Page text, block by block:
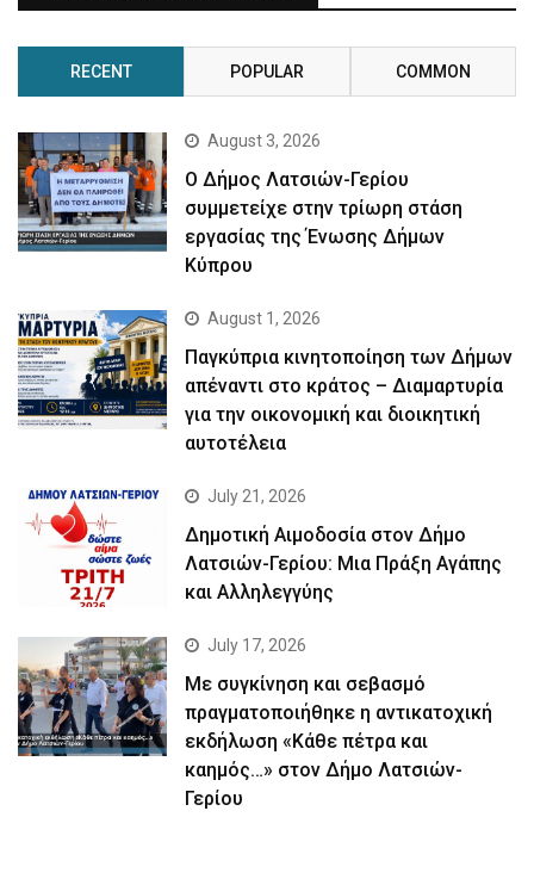
RECENT POPULAR COMMON
August 3, 2026
Ο Δήμος Λατσιών-Γερίου
συμμετείχε στην τρίωρη στάση
εργασίας της Ένωσης Δήμων
Κύπρου
August 1, 2026
Παγκύπρια κινητοποίηση των Δήμων
απέναντι στο κράτος – Διαμαρτυρία
για την οικονομική και διοικητική
αυτοτέλεια
July 21, 2026
Δημοτική Αιμοδοσία στον Δήμο
Λατσιών-Γερίου: Μια Πράξη Αγάπης
και Αλληλεγγύης
July 17, 2026
Με συγκίνηση και σεβασμό
πραγματοποιήθηκε η αντικατοχική
εκδήλωση «Κάθε πέτρα και
καημός…» στον Δήμο Λατσιών-
Γερίου